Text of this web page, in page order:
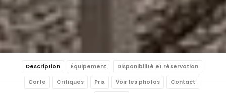
Description Équipement Disponibilité et réservation
Carte Critiques Prix Voir les photos Contact